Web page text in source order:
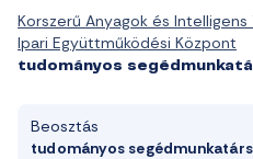
Korszerű Anyagok és
Ipari Együttműködési Központ
tudományos
Beosztás
tudományos segédmunkatárs